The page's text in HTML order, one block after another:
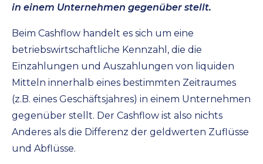
in einem Unternehmen gegenüber stellt.
Beim Cashflow handelt es sich um eine
betriebswirtschaftliche Kennzahl, die die
Einzahlungen und Auszahlungen von liquiden
Mitteln innerhalb eines bestimmten Zeitraumes
(z.B. eines Geschäftsjahres) in einem Unternehmen
gegenüber stellt. Der Cashflow ist also nichts
Anderes als die Differenz der geldwerten Zuflüsse
und Abflüsse.